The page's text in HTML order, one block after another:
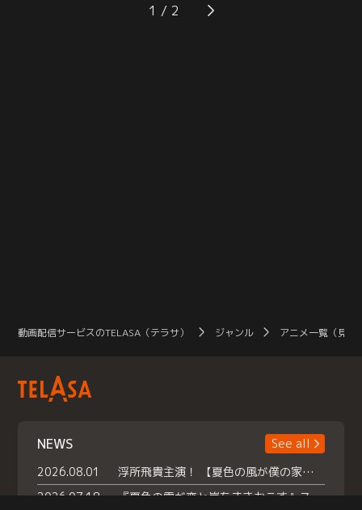
入るにはAランクの冒険者になる必
要があった。その昇格試験の試験官
のような事態を見逃すわけにはいか
ないマティアス一行はイリスの膨大
1
動画配信サービスのTELASA（テラサ） ジャンル アニメ一覧（見放
NEWS
See all
2026.08.01
浮所飛貴主演！ 【夏色の風が僕の家にやってきた】 本日よりテラサで独占配信スタート！
2026.07.18
『夏色の雲が恋と嵐をまきおこす』スペシャルメイキング 【Part1】2026年７月18日（土）23時30分～配信スタート！話題のシーンの裏側を大公開！豪華キャスト大集合！ 『武宮家 真夏の家族会議』開催！